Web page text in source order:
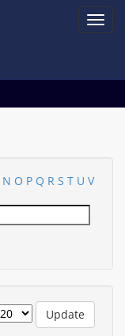
N O P Q R S T U V